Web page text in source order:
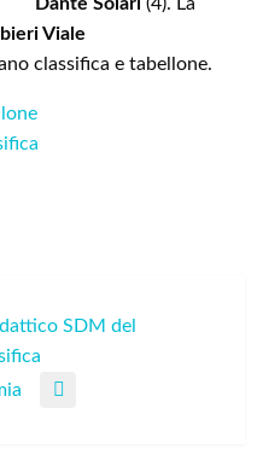
Viale
classifica e tabellone.
SDM del